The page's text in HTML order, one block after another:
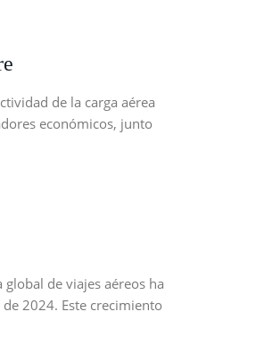
de la carga aérea
económicos, junto
de viajes aéreos ha
2024. Este crecimiento